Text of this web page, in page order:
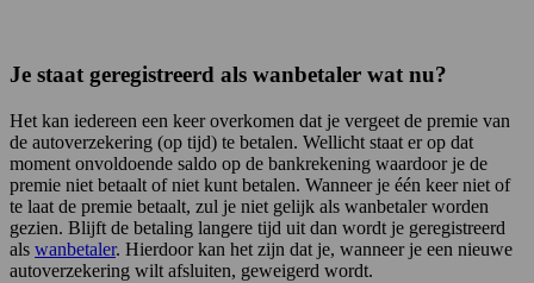
Je staat geregistreerd als wanbetaler wat nu?
Het kan iedereen een keer overkomen dat je vergeet de premie van
de autoverzekering (op tijd) te betalen. Wellicht staat er op dat
moment onvoldoende saldo op de bankrekening waardoor je de
premie niet betaalt of niet kunt betalen. Wanneer je één keer niet of
te laat de premie betaalt, zul je niet gelijk als wanbetaler worden
gezien. Blijft de betaling langere tijd uit dan wordt je geregistreerd
als wanbetaler. Hierdoor kan het zijn dat je, wanneer je een nieuwe
autoverzekering wilt afsluiten, geweigerd wordt.